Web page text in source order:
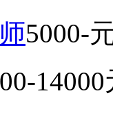
5000-